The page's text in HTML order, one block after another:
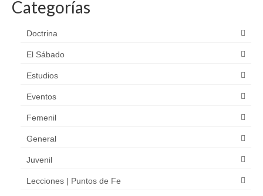
Categorías
Doctrina
El Sábado
Estudios
Eventos
Femenil
General
Juvenil
Lecciones | Puntos de Fe